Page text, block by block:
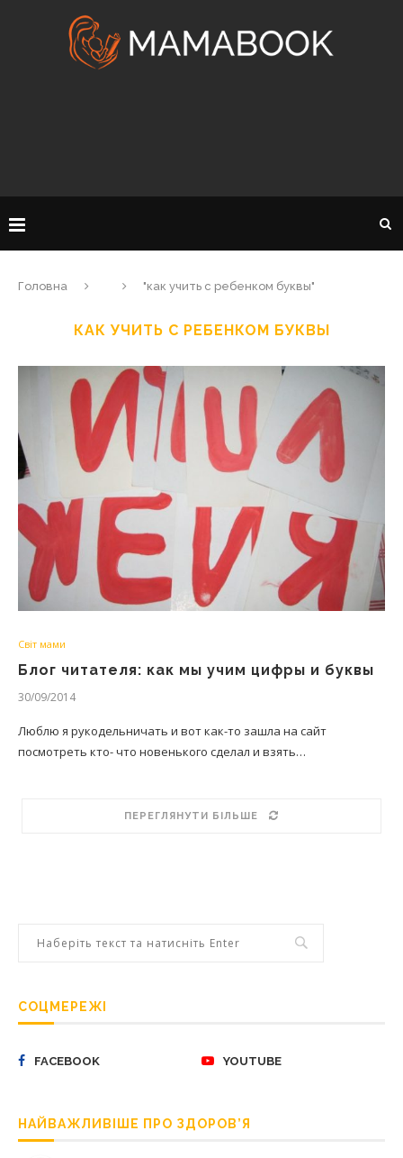
Головна "как учить с ребенком буквы"
КАК УЧИТЬ С РЕБЕНКОМ БУКВЫ
Світ мами
Блог читателя: как мы учим цифры и буквы
30/09/2014
Люблю я рукодельничать и вот как-то зашла на сайт
посмотреть кто- что новенького сделал и взять…
ПЕРЕГЛЯНУТИ БІЛЬШЕ
СОЦМЕРЕЖІ
FACEBOOK YOUTUBE
НАЙВАЖЛИВІШЕ ПРО ЗДОРОВ’Я